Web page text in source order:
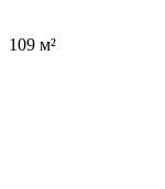
109 м²